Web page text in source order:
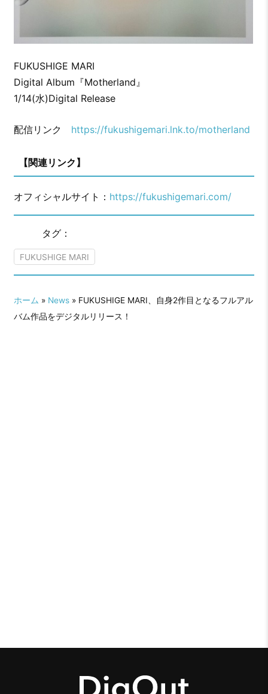
FUKUSHIGE MARI
Digital Album『Motherland』
1/14(水)Digital Release
配信リンク https://fukushigemari.lnk.to/motherland
【関連リンク】
オフィシャルサイト： https://fukushigemari.com/
タグ：
FUKUSHIGE MARI
ホーム » News» FUKUSHIGE MARI、自身2作目となるフルアル
バム作品をデジタルリリース！